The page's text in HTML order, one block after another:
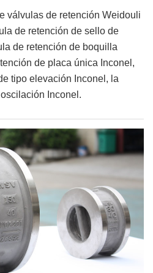
válvulas de retención Weidouli
de retención de sello de
de retención de boquilla
de placa única Inconel,
tipo elevación Inconel, la
Inconel.